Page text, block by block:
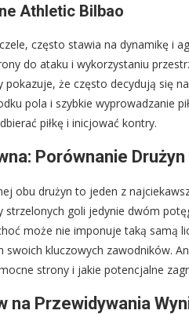
Athletic Bilbao
często stawia na dynamikę i
do ataku i wykorzystaniu
że często decydują się
pola i szybkie wyprowadzanie
piłkę i inicjować kontry.
Porównanie Drużyn
obu drużyn to jeden z
strzelonych goli jedynie dwóm
może nie imponuje taką samą
swoich kluczowych zawodników.
strony i jakie potencjalne
na Przewidywania